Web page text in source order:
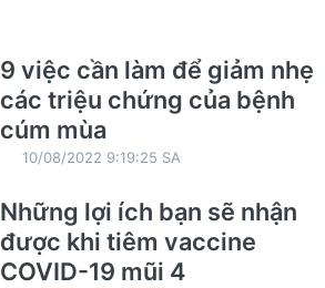
9 việc cần làm để giảm nhẹ
các triệu chứng của bệnh
cúm mùa
10/08/2022 9:19:25 SA
Những lợi ích bạn sẽ nhận
được khi tiêm vaccine
COVID-19 mũi 4